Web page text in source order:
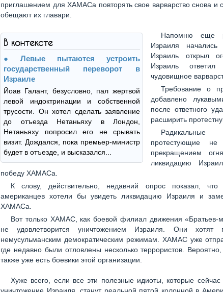
приглашением для ХАМАСа повторять свое варварство снова и
обещают их главари.
В контексте
Левые пытаются устроить
государственный переворот в
Израиле
Йоав Галант, безусловно, пал жертвой
левой индоктринации и собственной
трусости. Он хотел сделать заявление
до отъезда Нетаньяху в Лондон,
Нетаньяху попросил его не срывать
визит. Дождался, пока премьер-министр
будет в отъезде, и высказался...
Напомню еще
Израиля
Израиль открыл
Израиль
чудовищное
Требование о
добавлено
после ответного
расширить
протестующие не
прекращением
ликвидацию
победу ХАМАСа.
К слову, действительно, недавний опрос показал,
американцев хотели бы увидеть ликвидацию Израиля и
ХАМАСа.
Вот только ХАМАС, как боевой филиал движения «Братьев-
не удовлетворится уничтожением Израиля. Они хотят
немусульманским демократическим режимам. ХАМАС уже
где недавно были отловлены несколько террористов.
также уже есть боевики этой организации.
Хуже всего, если все эти полезные идиоты, которые